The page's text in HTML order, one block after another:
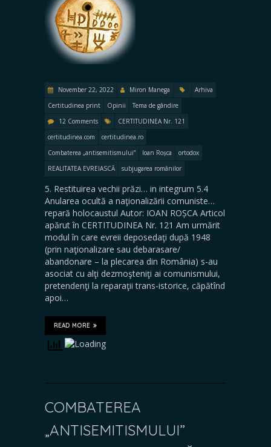
November 22, 2022 Miron Manega
Arhiva
Certitudinea print
Opinii
Tema de gândire
12 Comments
CERTITUDINEA Nr. 121
certitudinea.com
certitudinea.ro
Combaterea „antisemitismului”
Ioan Roșca
ortodox
REALITATEA EVREIASCĂ
subjugarea românilor
5. Restituirea vechii prăzi… in integrum 5.4
Anularea ocultă a naţionalizării comuniste…
repară holocaustul Autor: IOAN ROȘCA Articol
apărut în CERTITUDINEA Nr. 121 Am urmărit
modul în care evreii deposedaţi după 1948
(prin naţionalizare sau debarasare/
abandonare – la plecarea din România) s-au
asociat cu alţi dezmoşteniţi ai comunismului,
pretendenţi la reparaţii trans-istorice, căpătînd
apoi…
READ MORE
COMBATEREA
„ANTISEMITISMULUI”